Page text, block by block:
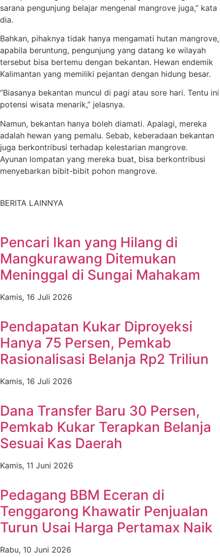
sarana pengunjung belajar mengenal mangrove juga,” kata
dia.
Bahkan, pihaknya tidak hanya mengamati hutan mangrove,
apabila beruntung, pengunjung yang datang ke wilayah
tersebut bisa bertemu dengan bekantan. Hewan endemik
Kalimantan yang memiliki pejantan dengan hidung besar.
“Biasanya bekantan muncul di pagi atau sore hari. Tentu ini
potensi wisata menarik,” jelasnya.
Namun, bekantan hanya boleh diamati. Apalagi, mereka
adalah hewan yang pemalu. Sebab, keberadaan bekantan
juga berkontribusi terhadap kelestarian mangrove.
Ayunan lompatan yang mereka buat, bisa berkontribusi
menyebarkan bibit-bibit pohon mangrove.
BERITA LAINNYA
Pencari Ikan yang Hilang di
Mangkurawang Ditemukan
Meninggal di Sungai Mahakam
Kamis, 16 Juli 2026
Pendapatan Kukar Diproyeksi
Hanya 75 Persen, Pemkab
Rasionalisasi Belanja Rp2 Triliun
Kamis, 16 Juli 2026
Dana Transfer Baru 30 Persen,
Pemkab Kukar Terapkan Belanja
Sesuai Kas Daerah
Kamis, 11 Juni 2026
Pedagang BBM Eceran di
Tenggarong Khawatir Penjualan
Turun Usai Harga Pertamax Naik
Rabu, 10 Juni 2026